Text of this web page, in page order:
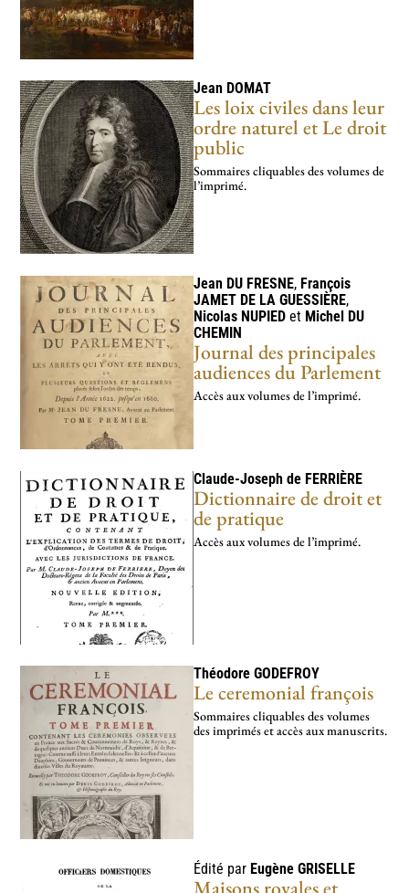
Jean DOMAT
Les loix civiles dans leur
ordre naturel et Le droit
public
Sommaires cliquables des volumes de
l’imprimé.
Jean DU FRESNE, François
JAMET DE LA GUESSIÈRE,
Nicolas NUPIED et Michel
DU
CHEMIN
Journal des principales
audiences du Parlement
Accès aux volumes de l’imprimé.
Claude-Joseph de FERRIÈRE
Dictionnaire de droit et
de pratique
Accès aux volumes de l’imprimé.
ThéodoreGODEFROY
Le ceremonial françois
Sommaires cliquables des volumes
des imprimés et accès aux manuscrits.
Édité par EugèneGRISELLE
Maisons royales et